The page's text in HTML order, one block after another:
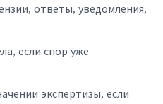
ответы, уведомления,
если спор уже
экспертизы, если